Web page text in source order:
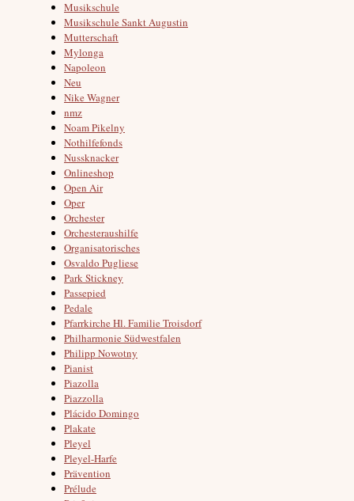
Musikschule
Musikschule Sankt Augustin
Mutterschaft
Mylonga
Napoleon
Neu
Nike Wagner
nmz
Noam Pikelny
Nothilfefonds
Nussknacker
Onlineshop
Open Air
Oper
Orchester
Orchesteraushilfe
Organisatorisches
Osvaldo Pugliese
Park Stickney
Passepied
Pedale
Pfarrkirche Hl. Familie Troisdorf
Philharmonie Südwestfalen
Philipp Nowotny
Pianist
Piazolla
Piazzolla
Plácido Domingo
Plakate
Pleyel
Pleyel-Harfe
Prävention
Prélude